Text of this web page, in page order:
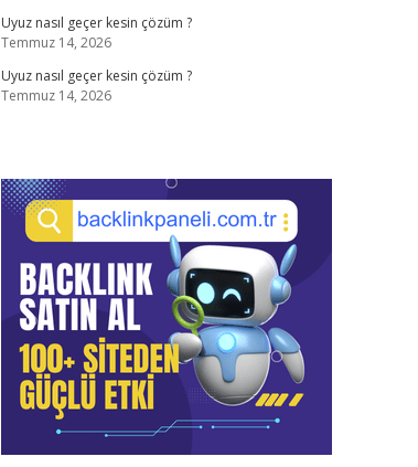
Uyuz nasıl geçer kesin çözüm ?
Temmuz 14, 2026
Uyuz nasıl geçer kesin çözüm ?
Temmuz 14, 2026